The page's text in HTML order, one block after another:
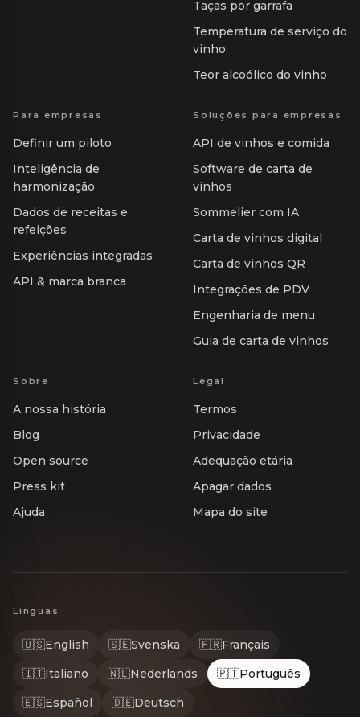
Taças por garrafa
Temperatura de serviço do
vinho
Teor alcoólico do vinho
Para empresas
Definir um piloto
Inteligência de
harmonização
Dados de receitas e
refeições
Experiências integradas
API & marca branca
Soluções para empresas
API de vinhos e comida
Software de carta de
vinhos
Sommelier com IA
Carta de vinhos digital
Carta de vinhos QR
Integrações de PDV
Engenharia de menu
Guia de carta de vinhos
Sobre
A nossa história
Blog
Open source
Press kit
Ajuda
Legal
Termos
Privacidade
Adequação etária
Apagar dados
Mapa do site
Línguas
🇺🇸English 🇸🇪Svenska 🇫🇷Français
🇮🇹Italiano 🇳🇱Nederlands 🇵🇹Português
🇪🇸Español 🇩🇪Deutsch